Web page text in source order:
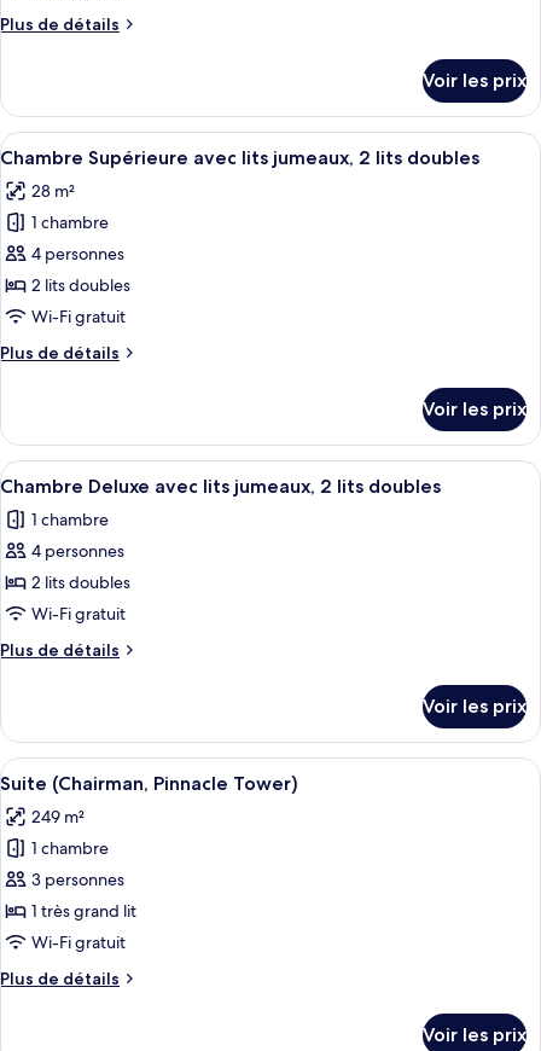
chambre :
coin
cuisine
Plus de détails
Plus
le
type
de
Suite
Junior,
cuisine
Voir les prix
Afficher
toutes
les
photos
pour
ce
type
chambre :
avec
lits
jumeaux,
2
lits
doubles
Une chambre d’hôtel avec deux lits,
5
Chambre Supérieure avec lits jumeaux, 2 lits doubles
28 m²
1 chambre
4 personnes
2 lits doubles
Wi-Fi gratuit
Plus de détails
Plus
le
type
de
Chambre
Supérieure
lits
jumeaux,
lits
Voir les prix
Afficher
toutes
les
photos
pour
ce
type
de
Chambre
Deluxe
avec
lits
jumeaux,
2
lits
doubles
Une chambre d’hôtel avec deux lits,
7
Chambre Deluxe avec lits jumeaux, 2 lits doubles
1 chambre
4 personnes
2 lits doubles
Wi-Fi gratuit
Plus de détails
Plus
le
type
de
chambre
Chambre
Deluxe
lits
jumeaux,
lits
doubles
Voir les prix
Afficher
toutes
les
photos
pour
ce
type
chambre :
Un salon moderne avec un grand
10
Suite (Chairman, Pinnacle Tower)
249 m²
1 chambre
3 personnes
1 très grand lit
Wi-Fi gratuit
Plus de détails
Plus
Voir les prix